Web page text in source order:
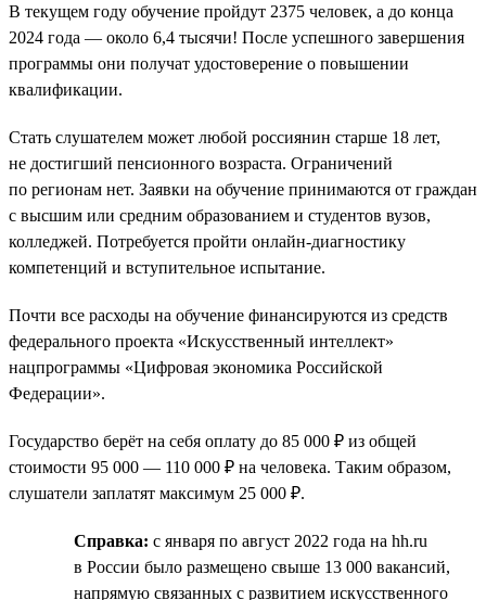
В текущем году обучение пройдут 2375 человек, а до конца
2024 года — около 6,4 тысячи! После успешного завершения
программы они получат удостоверение о повышении
квалификации.
Стать слушателем может любой россиянин старше 18 лет,
не достигший пенсионного возраста. Ограничений
по регионам нет. Заявки на обучение принимаются от граждан
с высшим или средним образованием и студентов вузов,
колледжей. Потребуется пройти онлайн-диагностику
компетенций и вступительное испытание.
Почти все расходы на обучение финансируются из средств
федерального проекта «Искусственный интеллект»
нацпрограммы «Цифровая экономика Российской
Федерации».
Государство берёт на себя оплату до 85 000 ₽ из общей
стоимости 95 000 — 110 000 ₽ на человека. Таким образом,
слушатели заплатят максимум 25 000 ₽.
Справка: с января по август 2022 года на hh.ru
в России было размещено свыше 13 000 вакансий,
напрямую связанных с развитием искусственного